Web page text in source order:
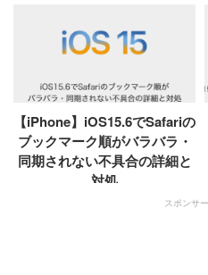
【iPhone】iOS15.6でSafariの
ブックマーク順がバラバラ・
同期されない不具合の詳細と
対処
スポンサ